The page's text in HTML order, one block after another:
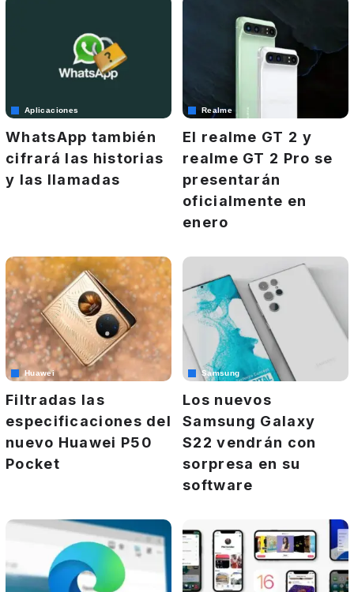
Aplicaciones
WhatsApp también
cifrará las historias
y las llamadas
Realme
El realme GT 2 y
realme GT 2 Pro se
presentarán
oficialmente en
enero
Huawei
Filtradas las
especificaciones del
nuevo Huawei P50
Pocket
Samsung
Los nuevos
Samsung Galaxy
S22 vendrán con
sorpresa en su
software